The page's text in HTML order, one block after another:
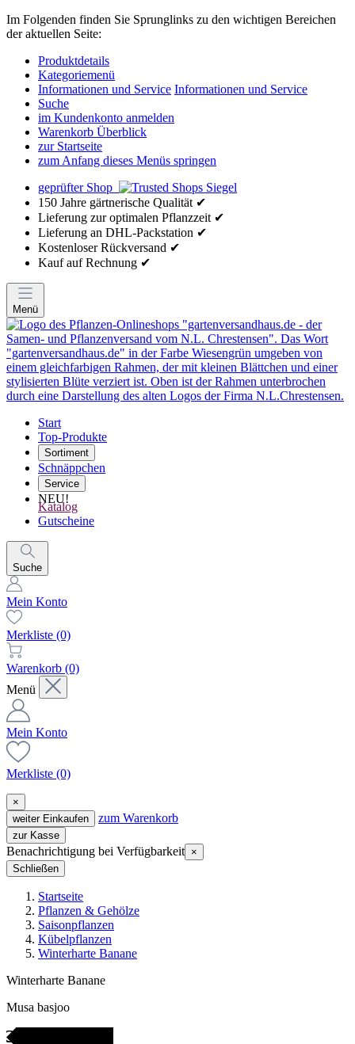
Im Folgenden finden Sie Sprunglinks zu den wichtigen Bereichen
der aktuellen Seite:
Produktdetails
Kategoriemenü
Informationen und Service Informationen und Service
Suche
im Kundenkonto anmelden
Warenkorb Überblick
zur Startseite
zum Anfang dieses Menüs springen
geprüfter Shop
150 Jahre gärtnerische Qualität ✔
Lieferung zur optimalen Pflanzzeit ✔
Lieferung an DHL-Packstation ✔
Kostenloser Rückversand ✔
Kauf auf Rechnung ✔
Menü
Start
Top-Produkte
Sortiment
Schnäppchen
Service
NEU!
Katalog
Gutscheine
Suche
Mein Konto
Merkliste (0)
Warenkorb (0)
Menü
Mein Konto
Merkliste (0)
×
weiter Einkaufen
zum Warenkorb
zur Kasse
Benachrichtigung bei Verfügbarkeit ×
Schließen
Startseite
Pflanzen & Gehölze
Saisonpflanzen
Kübelpflanzen
Winterharte Banane
Winterharte Banane
Musa basjoo
bestellbar